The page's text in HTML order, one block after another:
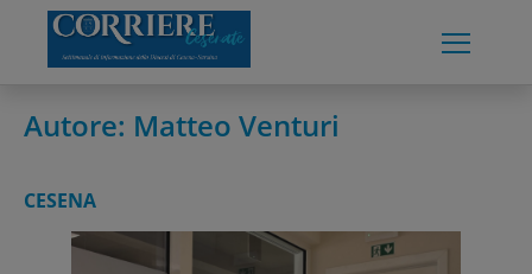
content
Autore: Matteo Venturi
CESENA